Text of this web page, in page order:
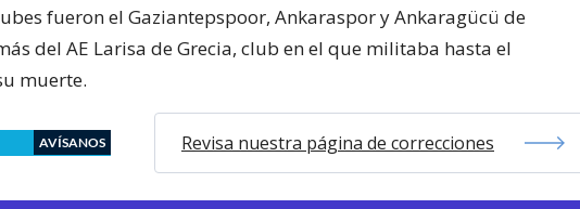
fueron el Gaziantepspoor, Ankaraspor y Ankaragücü de
del AE Larisa de Grecia, club en el que militaba hasta el
muerte.
AVÍSANOS Revisa nuestra página de correcciones